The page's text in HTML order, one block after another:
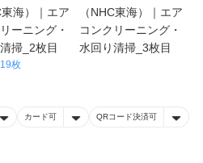
19枚
カード可 QRコード決済可